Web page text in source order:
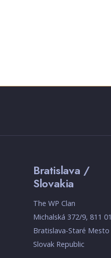
Bratislava /
Slovakia
The WP Clan
Michalská 372/9, 811 01
Bratislava-Staré Mesto
Slovak Republic